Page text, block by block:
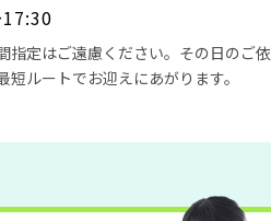
指定はご遠慮ください。その日のご依
短ルートでお迎えにあがります。